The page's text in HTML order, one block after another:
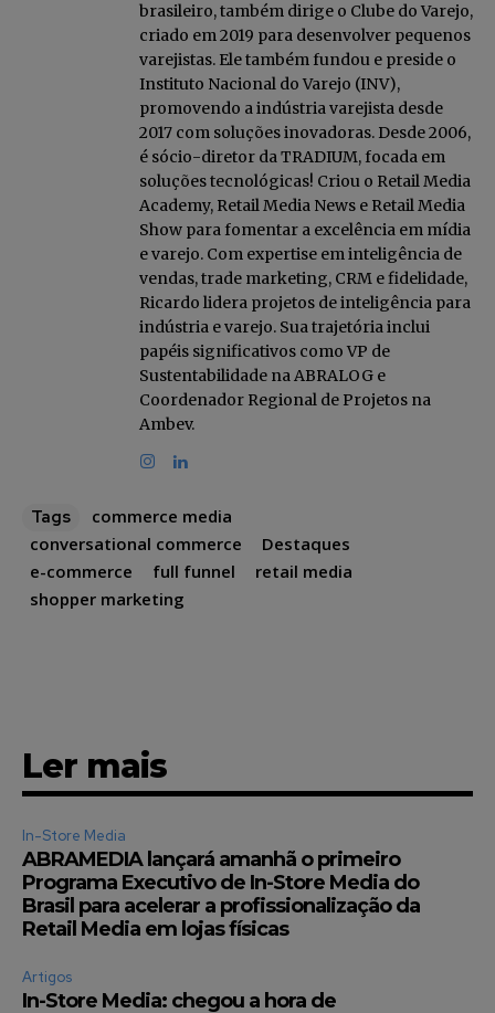
brasileiro, também dirige o Clube do Varejo,
criado em 2019 para desenvolver pequenos
varejistas. Ele também fundou e preside o
Instituto Nacional do Varejo (INV),
promovendo a indústria varejista desde
2017 com soluções inovadoras. Desde 2006,
é sócio-diretor da TRADIUM, focada em
soluções tecnológicas! Criou o Retail Media
Academy, Retail Media News e Retail Media
Show para fomentar a excelência em mídia
e varejo. Com expertise em inteligência de
vendas, trade marketing, CRM e fidelidade,
Ricardo lidera projetos de inteligência para
indústria e varejo. Sua trajetória inclui
papéis significativos como VP de
Sustentabilidade na ABRALOG e
Coordenador Regional de Projetos na
Ambev.
Tags
commerce media
conversational commerce
Destaques
e-commerce
full funnel
retail media
shopper marketing
Ler mais
In-Store Media
ABRAMEDIA lançará amanhã o primeiro
Programa Executivo de In-Store Media do
Brasil para acelerar a profissionalização da
Retail Media em lojas físicas
Artigos
In-Store Media: chegou a hora de